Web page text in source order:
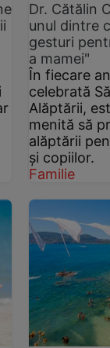
Dr. Cătălin
unul dintre
gesturi
a mamei"
În fiecare
celebrată
Alăptării,
menită să
alăptării
și copiilor.
Familie